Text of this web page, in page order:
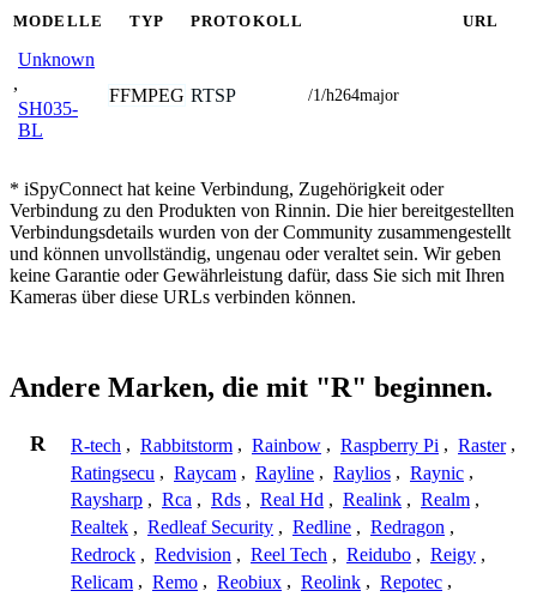
MODELLE TYP PROTOKOLL URL
Unknown
,
SH035-
BL
FFMPEG RTSP /1/h264major
* iSpyConnect hat keine Verbindung, Zugehörigkeit oder
Verbindung zu den Produkten von Rinnin. Die hier bereitgestellten
Verbindungsdetails wurden von der Community zusammengestellt
und können unvollständig, ungenau oder veraltet sein. Wir geben
keine Garantie oder Gewährleistung dafür, dass Sie sich mit Ihren
Kameras über diese URLs verbinden können.
Andere Marken, die mit "R" beginnen.
R R-tech , Rabbitstorm , Rainbow , Raspberry Pi , Raster ,
Ratingsecu , Raycam , Rayline , Raylios , Raynic ,
Raysharp , Rca , Rds , Real Hd , Realink , Realm ,
Realtek , Redleaf Security , Redline , Redragon ,
Redrock , Redvision , Reel Tech , Reidubo , Reigy ,
Relicam , Remo , Reobiux , Reolink , Repotec ,